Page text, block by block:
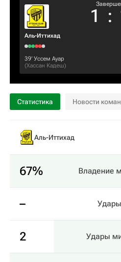
Аль-Иттихад
1 :
39‎’‎ Уссем Ауар
(Хассан Кадеш)
Статистика Новости
Аль-Иттихад
67% Владение
– Удары
2 Удары